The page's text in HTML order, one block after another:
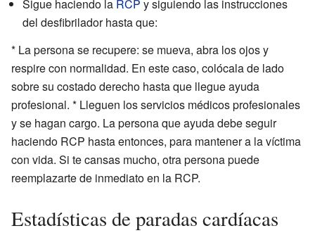
Sigue haciendo la RCP y siguiendo las instrucciones
del desfibrilador hasta que:
* La persona se recupere: se mueva, abra los ojos y
respire con normalidad. En este caso, colócala de lado
sobre su costado derecho hasta que llegue ayuda
profesional. * Lleguen los servicios médicos profesionales
y se hagan cargo. La persona que ayuda debe seguir
haciendo RCP hasta entonces, para mantener a la víctima
con vida. Si te cansas mucho, otra persona puede
reemplazarte de inmediato en la RCP.
Estadísticas de paradas cardíacas